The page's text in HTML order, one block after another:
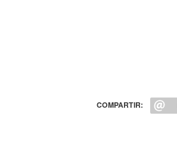
COMPARTIR: